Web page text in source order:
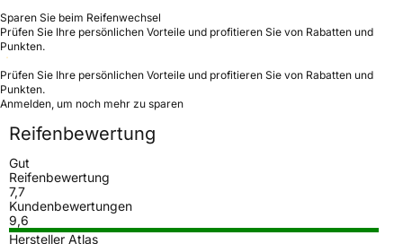
Sparen Sie beim Reifenwechsel
Prüfen Sie Ihre persönlichen Vorteile und profitieren Sie von Rabatten und
Punkten.
Prüfen Sie Ihre persönlichen Vorteile und profitieren Sie von Rabatten und
Punkten.
Anmelden, um noch mehr zu sparen
Reifenbewertung
Gut
Reifenbewertung
7,7
Kundenbewertungen
9,6
Hersteller Atlas